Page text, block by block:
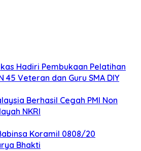
Hadiri Pembukaan Pelatihan
45 Veteran dan Guru SMA DIY
Berhasil Cegah PMI Non
NKRI
Koramil 0808/20
Bhakti